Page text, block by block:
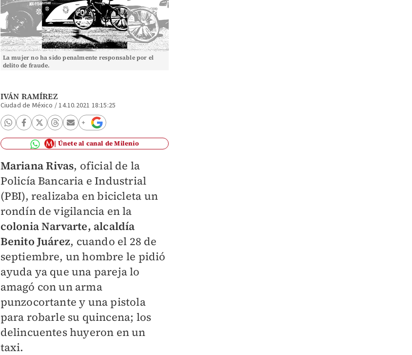
La mujer no ha sido penalmente responsable por el
delito de fraude.
IVÁN RAMÍREZ
Ciudad de México /14.10.2021 18:15:25
Únete al canal de Milenio
Mariana Rivas, oficial de la
Policía Bancaria e Industrial
(PBI), realizaba en bicicleta un
rondín de vigilancia en la
colonia Narvarte, alcaldía
Benito Juárez, cuando el 28 de
septiembre, un hombre le pidió
ayuda ya que una pareja lo
amagó con un arma
punzocortante y una pistola
para robarle su quincena; los
delincuentes huyeron en un
taxi.